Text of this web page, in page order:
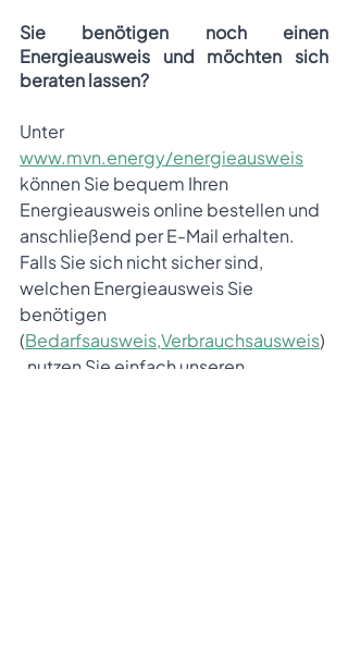
Sie benötigen noch einen
Energieausweis und möchten sich
beraten lassen?
Unter
www.mvn.energy/energieausweis
können Sie bequem Ihren
Energieausweis online bestellen und
anschließend per E-Mail erhalten.
Falls Sie sich nicht sicher sind,
welchen Energieausweis Sie
benötigen
(Bedarfsausweis,Verbrauchsausweis)
, nutzen Sie einfach unseren